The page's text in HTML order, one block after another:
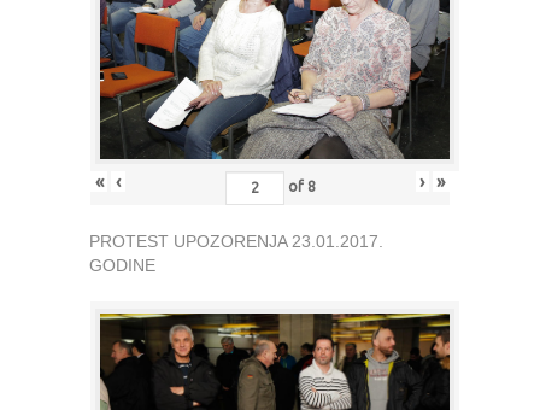
« ‹ of 8 › »
PROTEST UPOZORENJA 23.01.2017.
GODINE